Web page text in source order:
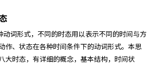
词形式，不同的时态用以表示不同的时间与方
作、状态在各种时间条件下的动词形式。本思
大时态，有详细的概念，基本结构，时间状